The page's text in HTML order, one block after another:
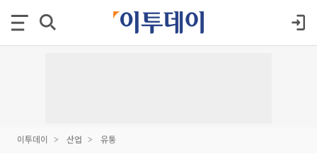
이투데이 산업 유통